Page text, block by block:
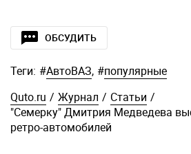
ОБСУДИТЬ
Теги: #АвтоВАЗ, #популярные
Quto.ru / Журнал / Статьи /
"Семерку" Дмитрия Медведева
ретро-автомобилей